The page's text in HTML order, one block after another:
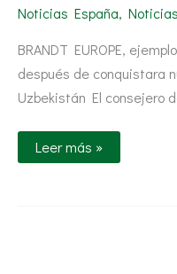
Noticias España,
BRANDT EUROPE,
después de conquistara
Uzbekistán El consejero
BRANDT
Leer más »